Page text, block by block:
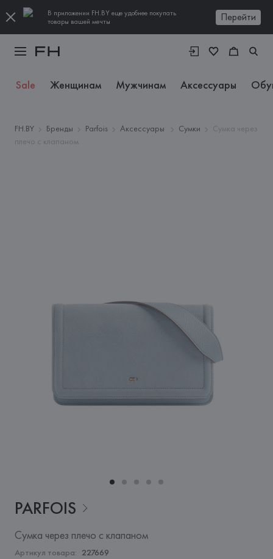
В приложении FH.BY еще удобнее покупать
товары вашей мечты
Перейти
Sale Женщинам Мужчинам Аксессуары
FH.BY Бренды Parfois Аксессуары Сумки
Сумка через
плечо с клапаном
PARFOIS
Сумка через плечо с клапаном
Артикул товара: 227669